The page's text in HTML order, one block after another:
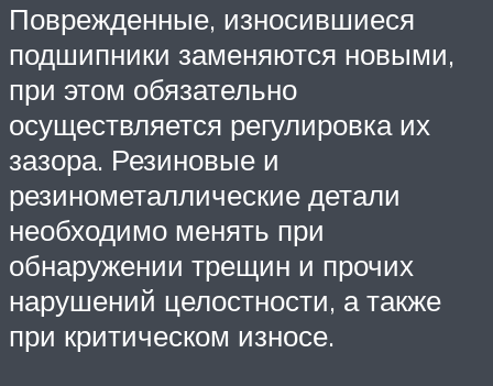
Поврежденные, износившиеся
подшипники заменяются новыми,
при этом обязательно
осуществляется регулировка их
зазора. Резиновые и
резинометаллические детали
необходимо менять при
обнаружении трещин и прочих
нарушений целостности, а также
при критическом износе.